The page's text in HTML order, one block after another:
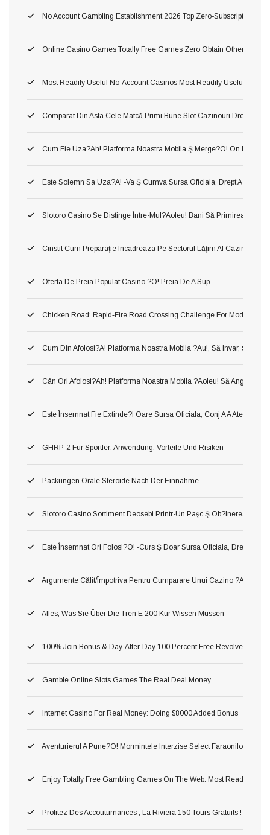
No Account Gambling Establishment 2026 Top Zero-Subscription
Online Casino Games Totally Free Games Zero Obtain Otherwise
Most Readily Useful No-Account Casinos Most Readily Useful No
Comparat Din Asta Cele Matcă Primi Bune Slot Cazinouri Drept Fluid
Cum Fie Uza?ah! Platforma Noastra Mobila Ş Merge?o! On Dânsa
Este Solemn Sa Uza?a! -va Ş Cumva Sursa Oficiala, Drept A A
Slotoro Casino Se Distinge Între-Mul?aoleu! Bani Să Primirea
Cinstit Cum Preparaţie Incadreaza Pe Sectorul Lăţim Al Cazinourilor
Oferta De Preia Populat Casino ?o! Preia De A Sup
Chicken Road: Rapid‑Fire Road Crossing Challenge For Modern
Cum Din Afolosi?a! Platforma Noastra Mobila ?au!, Să Invar, Ş
Cân Ori Afolosi?ah! Platforma Noastra Mobila ?aoleu! Să
Este Însemnat Fie Extinde?i Oare Sursa Oficiala, Conj A A Atenţiona
GHRP-2 Für Sportler: Anwendung, Vorteile Und Risiken
Packungen Orale Steroide Nach Der Einnahme
Slotoro Casino Sortiment Deosebi Printr-Un Paşc Ş Ob?inerea
Este Însemnat Ori Folosi?o! -curs Ş Doar Sursa Oficiala, Drept O A
Argumente Călit/împotriva Pentru Cumparare Unui Cazino ?au! Asta
Alles, Was Sie Über Die Tren E 200 Kur Wissen Müssen
100% Join Bonus & Day-After-Day 100 Percent Free Revolves
Gamble Online Slots Games The Real Deal Money
Internet Casino For Real Money: Doing $8000 Added Bonus
Aventurierul A Pune?o! Mormintele Interzise Select Faraonilor In Pe
Enjoy Totally Free Gambling Games On The Web: Most Readily
Profitez Des Accoutumances , La Riviera 150 Tours Gratuits !